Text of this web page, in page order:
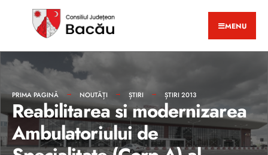
MENU
PRIMA PAGINĂ NOUTĂȚI ȘTIRI ȘTIRI 2013
Reabilitarea si modernizarea
Ambulatoriului de